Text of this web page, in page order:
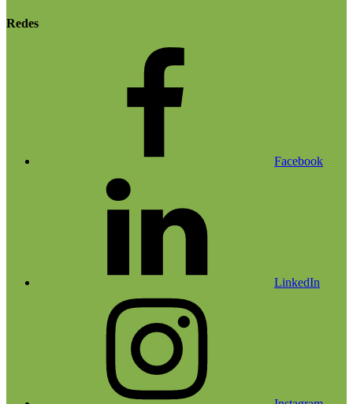
Redes
Facebook
LinkedIn